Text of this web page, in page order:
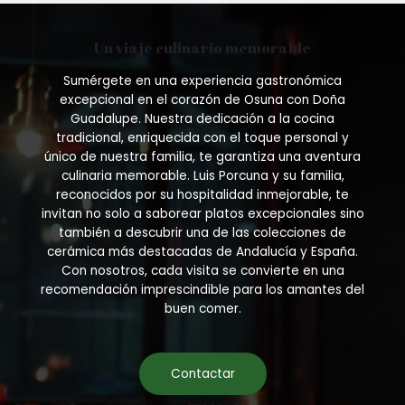
on
the
product
page
on
the
product
page
Un viaje culinario memorable
Sumérgete en una experiencia gastronómica
excepcional en el corazón de Osuna con Doña
Guadalupe. Nuestra dedicación a la cocina
tradicional, enriquecida con el toque personal y
único de nuestra familia, te garantiza una aventura
culinaria memorable. Luis Porcuna y su familia,
reconocidos por su hospitalidad inmejorable, te
invitan no solo a saborear platos excepcionales sino
también a descubrir una de las colecciones de
cerámica más destacadas de Andalucía y España.
Con nosotros, cada visita se convierte en una
recomendación imprescindible para los amantes del
buen comer.
Contactar